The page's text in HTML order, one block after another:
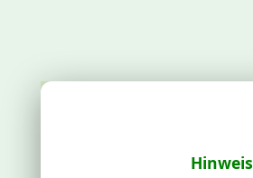
Hinweis